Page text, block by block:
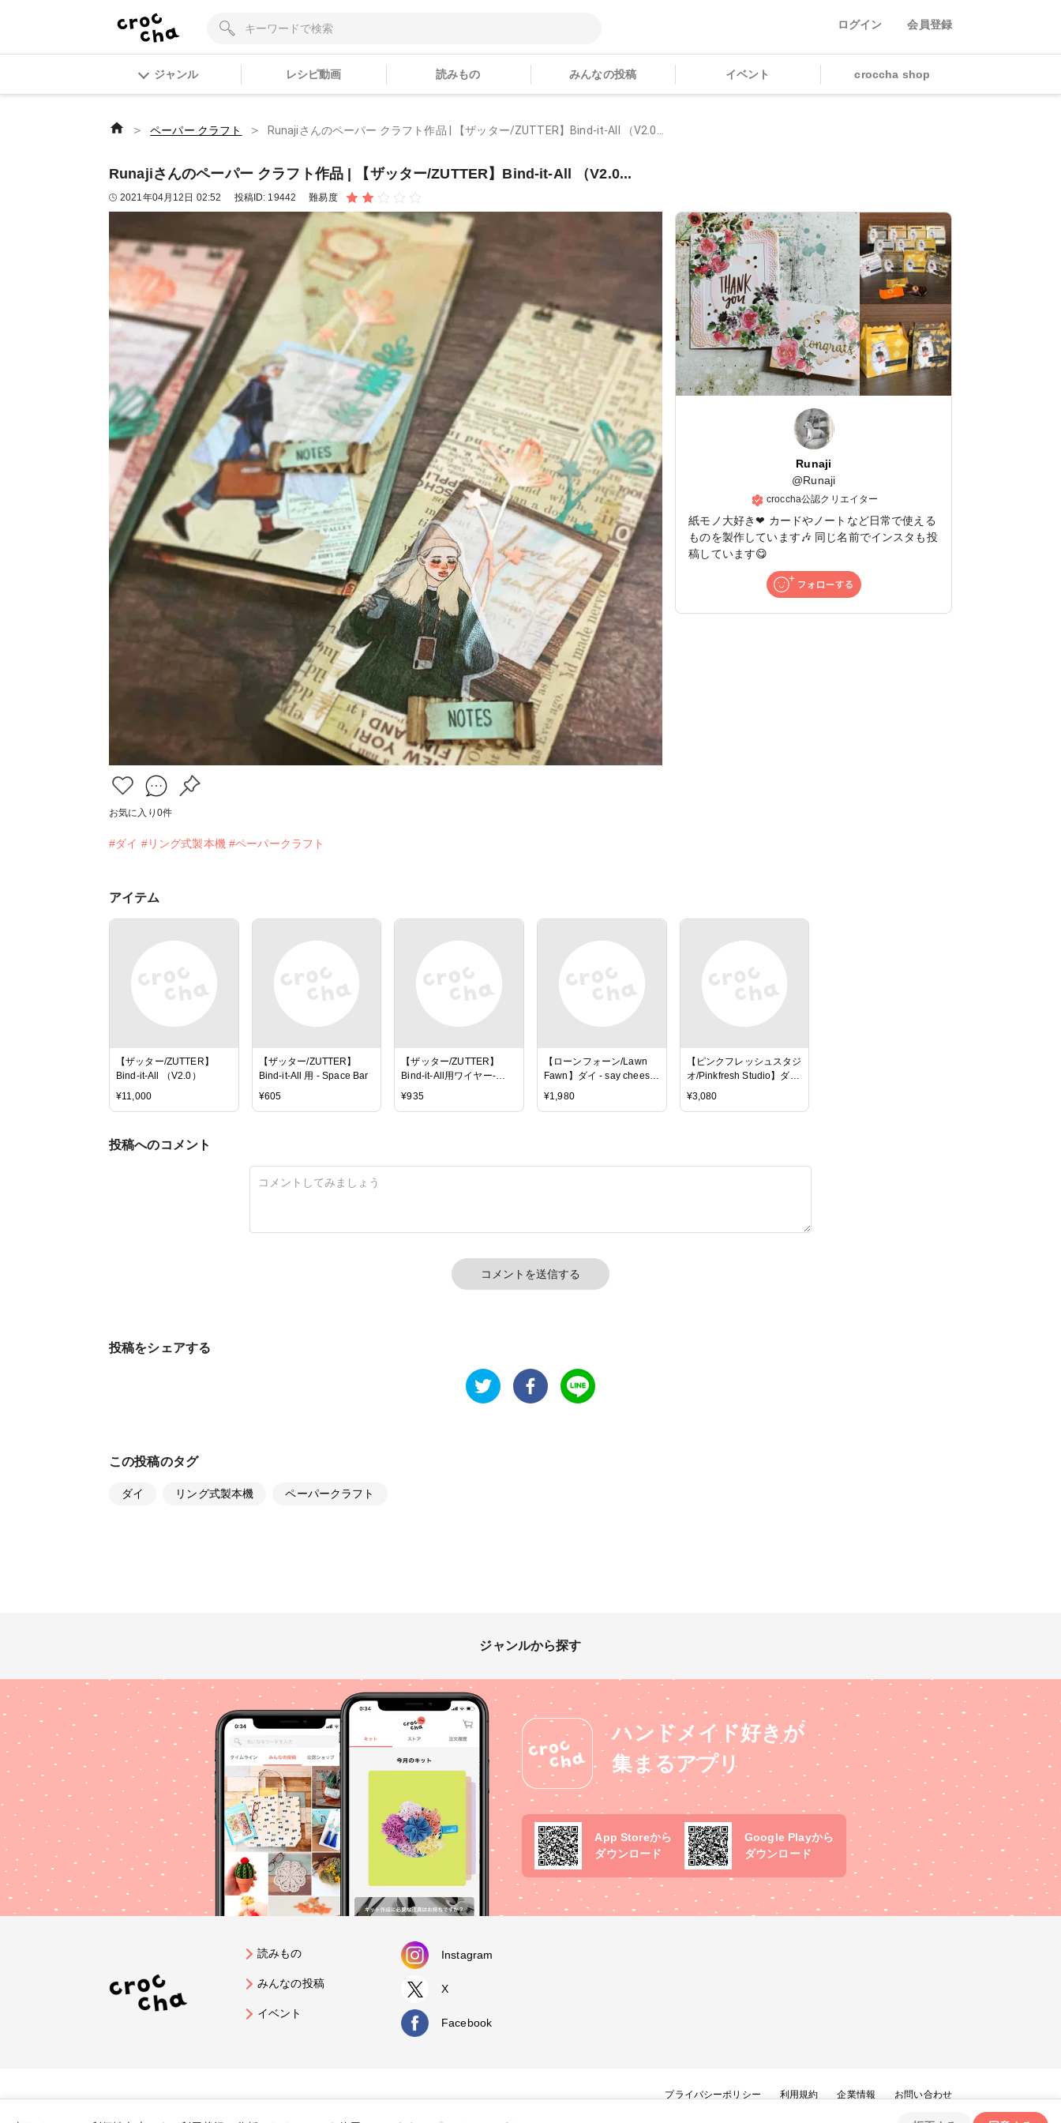
ログイン 会員登録
ジャンル レシピ動画 読みもの みんなの投稿 イベント croccha shop
＞ ペーパー クラフト ＞ Runajiさんのペーパー クラフト作品 | 【ザッター/ZUTTER】Bind-it-All （V2.0...
Runajiさんのペーパー クラフト作品 | 【ザッター/ZUTTER】Bind-it-All （V2.0...
2021年04月12日 02:52 投稿ID: 19442 難易度
お気に入り 0件
#ダイ #リング式製本機 #ペーパークラフト
Runaji
@Runaji
croccha公認クリエイター
紙モノ大好き❤ カードやノートなど日常で使える
ものを製作しています🎶 同じ名前でインスタも投
稿しています😋
アイテム
【ザッター/ZUTTER】
Bind-it-All （V2.0）
¥11,000
【ザッター/ZUTTER】
Bind-it-All 用 - Space Bar
¥605
【ザッター/ZUTTER】
Bind-it-All用ワイヤー-
OWire（3/8インチ ）
¥935
【ローンフォーン/Lawn
Fawn】ダイ - say cheese,
again
¥1,980
【ピンクフレッシュスタジ
オ/Pinkfresh Studio】ダイ
- Dainty blossoms
¥3,080
投稿へのコメント
コメントを送信する
投稿をシェアする
この投稿のタグ
ダイ リング式製本機 ペーパークラフト
ジャンルから探す
ハンドメイド好きが
集まるアプリ
App Storeから
ダウンロード
Google Playから
ダウンロード
読みもの
みんなの投稿
イベント
Instagram
X
Facebook
プライバシーポリシー 利用規約 企業情報 お問い合わせ